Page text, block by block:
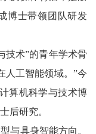
博士带领团队研发
技术”的青年学术骨
人工智能领域。”今
算机科学与技术博
后研究。
与具身智能方向。